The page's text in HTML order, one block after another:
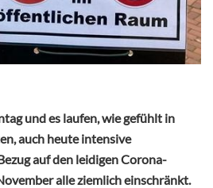
und es laufen, wie gefühlt in
auch heute intensive
auf den leidigen Corona-
alle ziemlich einschränkt.